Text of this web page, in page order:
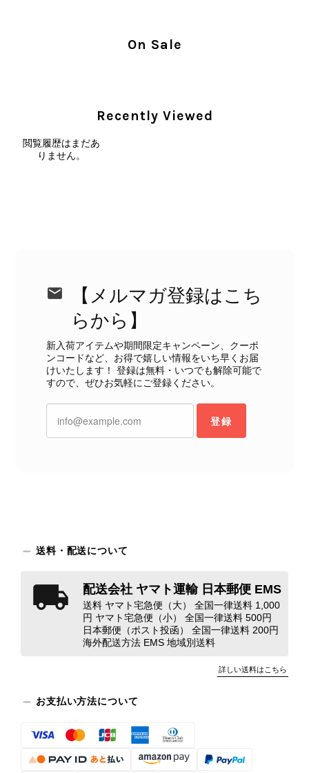
苦しく感じております。 今回の商品
ンクを表示しております。これは、外
時の見落としとして真摯に受け止め、
検品方法と状態の伝え方を改めて見直
し、全スタッフで共有してまいりま
す。 オンラインでも安心して商品を
お選びいただけるよう、より正確な状
態確認とご案内に努めてまいります。
この度はご購入いただき、そして素敵
た迅速にお届けできたとのこと、大変
安心いたしました！ さらに、「思っ
た以上に素敵なお品でした」とのお言
葉をいただき、スタッフ一同とても嬉
ひこちらの商品を末永くご愛用いただ
商品やご不明な点などございました
い。 またご縁がございましたら、ぜ
ひよろしくお願いいたします。
VintageShop solo
On Sale
Recently Viewed
閲覧履歴はまだあ
りません。
【メルマガ登録はこち
らから】
新入荷アイテムや期間限定キャンペーン、クーポ
ンコードなど、お得で嬉しい情報をいち早くお届
けいたします！ 登録は無料・いつでも解除可能で
すので、ぜひお気軽にご登録ください。
登録
送料・配送について
配送会社 ヤマト運輸 日本郵便 EMS
送料 ヤマト宅急便（大） 全国一律送料 1,000
円 ヤマト宅急便（小） 全国一律送料 500円
日本郵便（ポスト投函） 全国一律送料 200円
海外配送方法 EMS 地域別送料
詳しい送料はこちら
お支払い方法について